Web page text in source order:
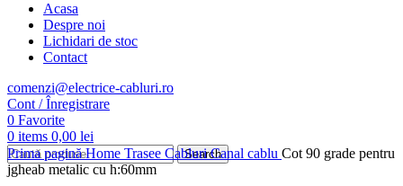
Acasa
Despre noi
Lichidari de stoc
Contact
comenzi@electrice-cabluri.ro
Cont / Înregistrare
0 Favorite
0 items 0,00 lei
Search
Prima paginăHome Trasee CabluriCanal cablu Cot 90 grade pentru
jgheab metalic cu h:60mm